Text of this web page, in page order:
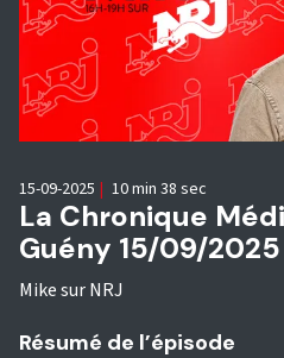
La Chronique
Guény 15/09/2025
Mike sur NRJ
15-09-2025 | 10 min 38 sec
Résumé de l’épisode